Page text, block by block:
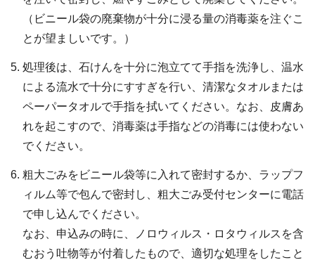
（ビニール袋の廃棄物が十分に浸る量の消毒薬を注ぐこ
とが望ましいです。）
処理後は、石けんを十分に泡立てて手指を洗浄し、温水
による流水で十分にすすぎを行い、清潔なタオルまたは
ペーパータオルで手指を拭いてください。なお、皮膚あ
れを起こすので、消毒薬は手指などの消毒には使わない
でください。
粗大ごみをビニール袋等に入れて密封するか、ラップフ
ィルム等で包んで密封し、粗大ごみ受付センターに電話
で申し込んでください。
なお、申込みの時に、ノロウィルス・ロタウィルスを含
むおう吐物等が付着したもので、適切な処理をしたこと